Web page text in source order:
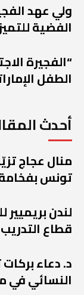
ولي عهد
الفضية
“الفجيرة
الطفل
أحدث
منال عجاج
تونس بفخامة
لندن
قطاع
د. دعاء
النسائي في